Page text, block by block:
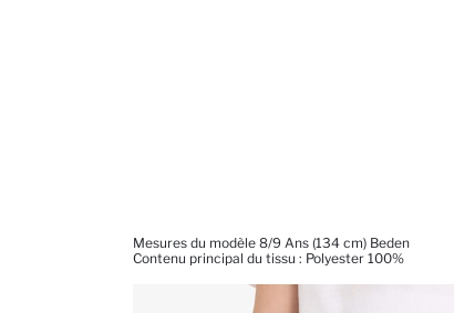
Mesures du modèle 8/9 Ans (134 cm) Beden
Contenu principal du tissu : Polyester 100%